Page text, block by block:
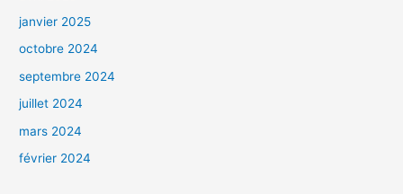
janvier 2025
octobre 2024
septembre 2024
juillet 2024
mars 2024
février 2024